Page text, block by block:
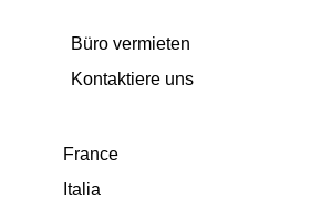
Büro vermieten
Kontaktiere uns
France
Italia